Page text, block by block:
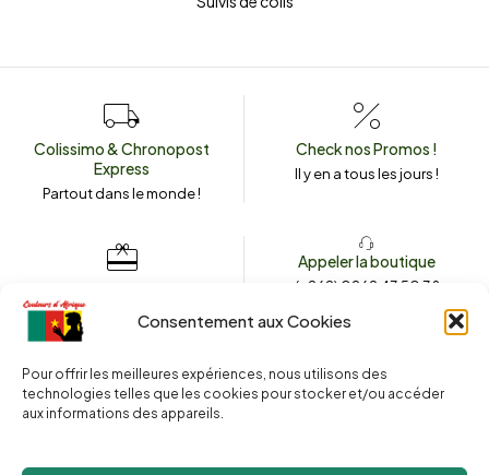
Consentement aux Cookies
Pour offrir les meilleures expériences, nous utilisons des
technologies telles que les cookies pour stocker et/ou accéder
aux informations des appareils.
Colissimo & Chronopost
Express
Partout dans le monde !
Check nos Promos !
Il y en a tous les jours !
couleursdafrique974.com
Appeler la boutique
(+262) 0262 43 50 38
2025 © Copyright Couleurs d’Afrique 974. Tous droits réservés.